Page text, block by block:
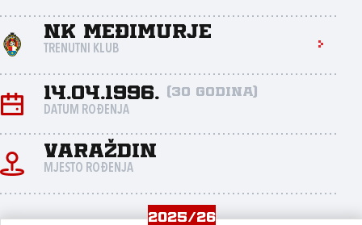
NK Međimurje
TRENUTNI KLUB
14.04.1996. (30 godina)
DATUM ROĐENJA
Varaždin
MJESTO ROĐENJA
2025/26